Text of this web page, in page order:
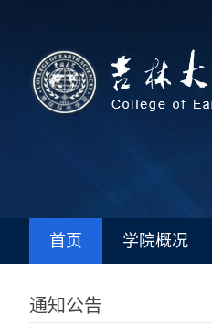
首页 学院概况
通知公告